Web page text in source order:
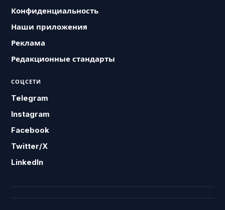
Конфиденциальность
Наши приложения
Реклама
Редакционные стандарты
СОЦСЕТИ
Telegram
Instagram
Facebook
Twitter/X
LinkedIn